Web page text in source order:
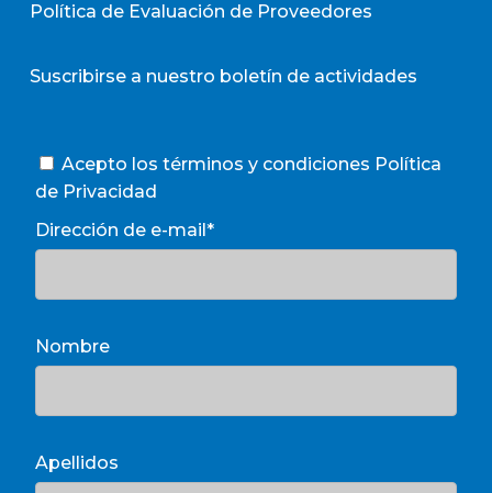
Política de Evaluación de Proveedores
Suscribirse a nuestro boletín de actividades
Acepto los términos y condiciones Política
de Privacidad
Dirección de e-mail*
Nombre
Apellidos